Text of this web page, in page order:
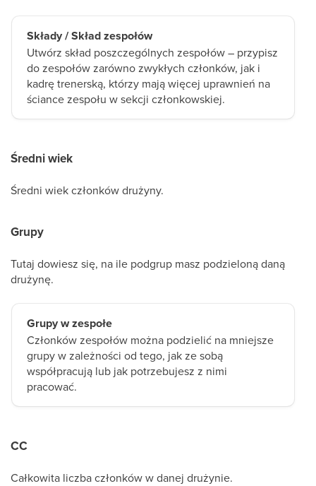
Składy / Skład zespołów
Utwórz skład poszczególnych zespołów – przypisz
do zespołów zarówno zwykłych członków, jak i
kadrę trenerską, którzy mają więcej uprawnień na
ściance zespołu w sekcji członkowskiej.
Średni wiek
Średni wiek członków drużyny.
Grupy
Tutaj dowiesz się, na ile podgrup masz podzieloną daną
drużynę.
Grupy w zespołe
Członków zespołów można podzielić na mniejsze
grupy w zależności od tego, jak ze sobą
współpracują lub jak potrzebujesz z nimi
pracować.
CC
Całkowita liczba członków w danej drużynie.